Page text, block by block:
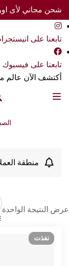
تفوت العرض
تابعنا على
تابعنا على فيسبوك
أكتشف الآن عالم
منطقة
عرض النتيجة الواحدة
نفذت